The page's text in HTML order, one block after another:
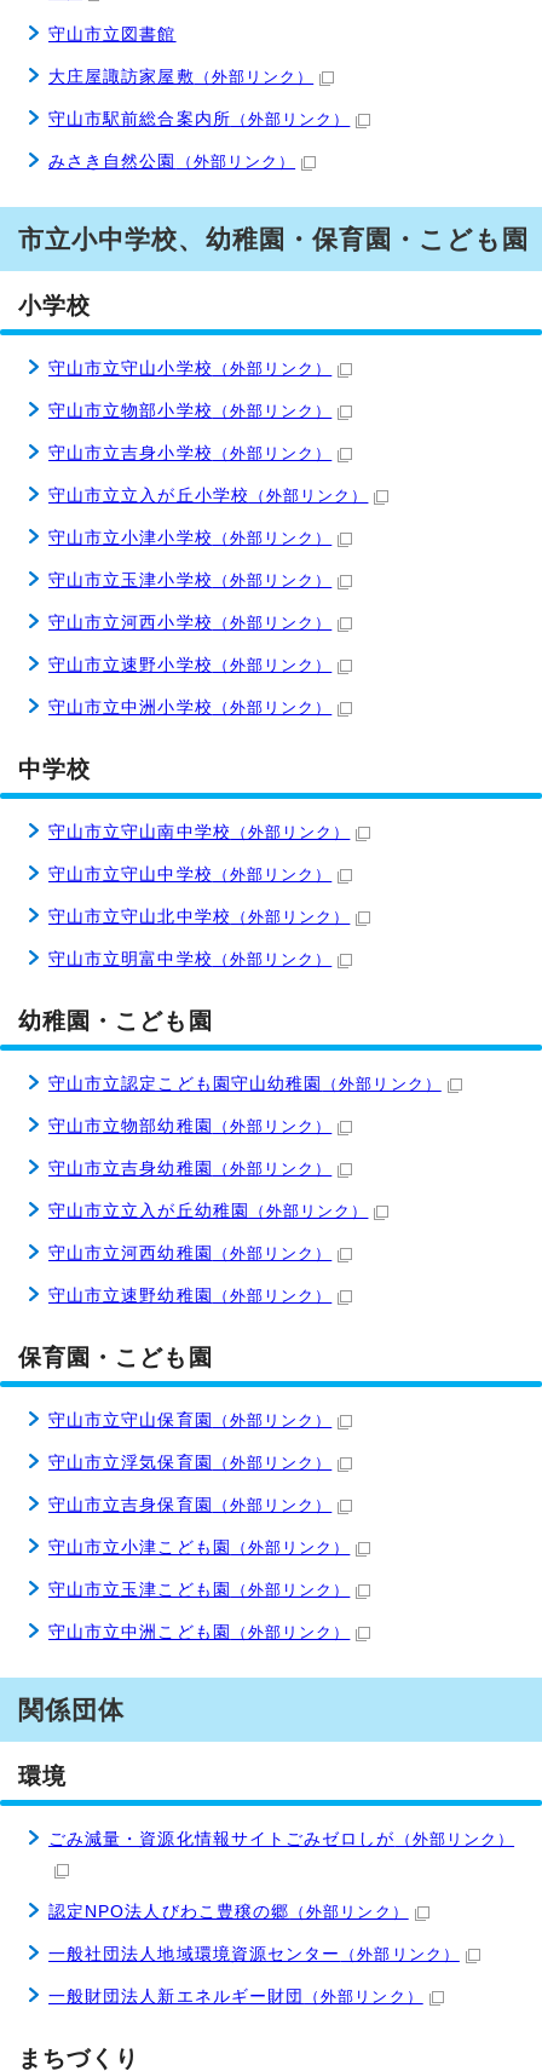
守山市立図書館
大庄屋諏訪家屋敷 （外部リンク）
守山市駅前総合案内所 （外部リンク）
みさき自然公園 （外部リンク）
市立小中学校、幼稚園・保育園・こども園
小学校
守山市立守山小学校 （外部リンク）
守山市立物部小学校 （外部リンク）
守山市立吉身小学校 （外部リンク）
守山市立立入が丘小学校 （外部リンク）
守山市立小津小学校 （外部リンク）
守山市立玉津小学校 （外部リンク）
守山市立河西小学校 （外部リンク）
守山市立速野小学校 （外部リンク）
守山市立中洲小学校 （外部リンク）
中学校
守山市立守山南中学校 （外部リンク）
守山市立守山中学校 （外部リンク）
守山市立守山北中学校 （外部リンク）
守山市立明富中学校 （外部リンク）
幼稚園・こども園
守山市立認定こども園守山幼稚園 （外部リンク）
守山市立物部幼稚園 （外部リンク）
守山市立吉身幼稚園 （外部リンク）
守山市立立入が丘幼稚園 （外部リンク）
守山市立河西幼稚園 （外部リンク）
守山市立速野幼稚園 （外部リンク）
保育園・こども園
守山市立守山保育園 （外部リンク）
守山市立浮気保育園 （外部リンク）
守山市立吉身保育園 （外部リンク）
守山市立小津こども園 （外部リンク）
守山市立玉津こども園 （外部リンク）
守山市立中洲こども園 （外部リンク）
関係団体
環境
ごみ減量・資源化情報サイトごみゼロしが （外部リンク）
認定NPO法人びわこ豊穣の郷 （外部リンク）
一般社団法人地域環境資源センター （外部リンク）
一般財団法人新エネルギー財団 （外部リンク）
まちづくり